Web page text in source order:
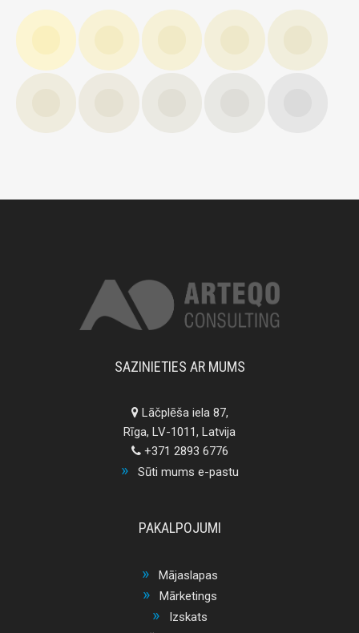
SAZINIETIES AR MUMS
Lāčplēša iela 87,
Rīga, LV-1011, Latvija
+371 2893 6776
Sūti mums e-pastu
PAKALPOJUMI
Mājaslapas
Mārketings
Izskats